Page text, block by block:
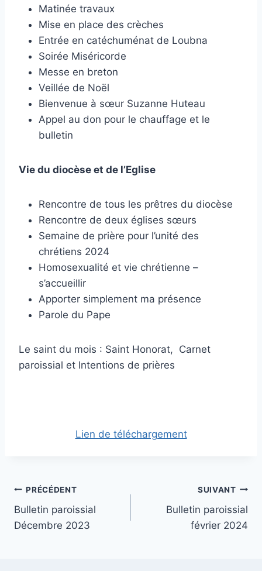
Matinée travaux
Mise en place des crèches
Entrée en catéchuménat de Loubna
Soirée Miséricorde
Messe en breton
Veillée de Noël
Bienvenue à sœur Suzanne Huteau
Appel au don pour le chauffage et le
bulletin
Vie du diocèse et de l’Eglise
Rencontre de tous les prêtres du diocèse
Rencontre de deux églises sœurs
Semaine de prière pour l’unité des
chrétiens 2024
Homosexualité et vie chrétienne –
s’accueillir
Apporter simplement ma présence
Parole du Pape
Le saint du mois : Saint Honorat, Carnet
paroissial et Intentions de prières
Lien de téléchargement
Navigation
de
PRÉCÉDENT
Bulletin paroissial
Décembre 2023
SUIVANT
Bulletin paroissial
février 2024